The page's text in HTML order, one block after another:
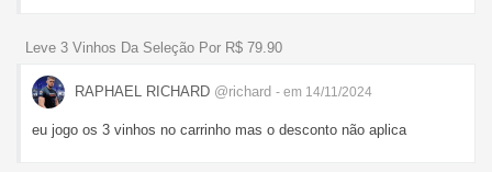
Leve 3 Vinhos Da Seleção Por R$ 79.90
RAPHAEL RICHARD @richard - em 14/11/2024
eu jogo os 3 vinhos no carrinho mas o desconto não aplica